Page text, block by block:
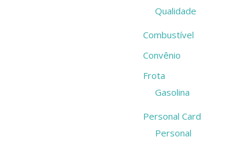
Qualidade
Combustível
Convênio
Frota
Gasolina
Personal Card
Personal